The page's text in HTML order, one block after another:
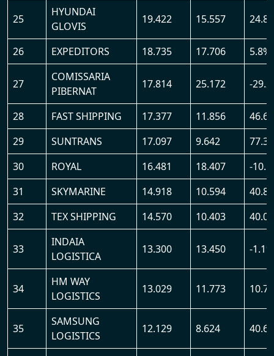
25
HYUNDAI
GLOVIS
19.422 15.557
26 EXPEDITORS 18.735 17.706 5.8%
27
COMISSARIA
PIBERNAT
17.814 25.172 -
28 FAST SHIPPING 17.377 11.856
29
SUNTRANS 17.097 9.642
30
ROYAL 16.481 18.407
-
31
SKYMARINE 14.918 10.594
32
TEX SHIPPING 14.570 10.403
33
INDAIA
LOGISTICA
13.300 13.450 -1.1%
34
HM WAY
LOGISTICS
13.029 11.773
35
SAMSUNG
LOGISTICS
12.129 8.624